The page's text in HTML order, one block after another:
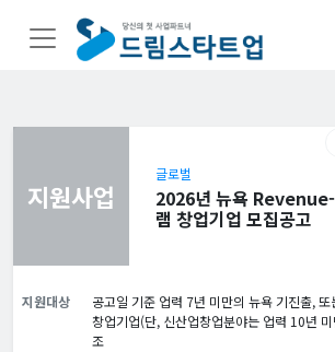
지원사업
글로벌
2026년 뉴욕
램 창업기업 모집공고
지원대상
공고일 기준 업력 7년 미만의 뉴욕 기진출,
창업기업(단, 신산업창업분야는 업력 10년
조